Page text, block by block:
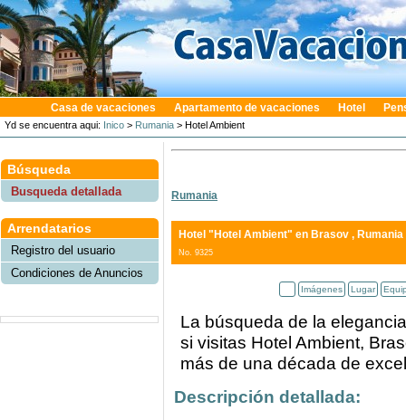
Casa de vacaciones Apartamento de vacaciones Hotel
Yd se encuentra aqui: Inico > Rumania > Hotel Ambient
Búsqueda
Busqueda detallada
Arrendatarios
Registro del usuario
Condiciones de Anuncios
Rumania
Hotel "Hotel Ambient" en Brasov , Rumania
No. 9325
Imágenes Lugar
La búsqueda de la
si visitas Hotel Ambient,
más de una década de
Descripción detallada: